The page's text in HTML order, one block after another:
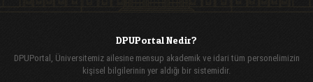
DPUPortal Nedir?
DPUPortal, Üniversitemiz ailesine mensup akademik ve idari tüm personelimizin
kişisel bilgilerinin yer aldığı bir sistemidir.